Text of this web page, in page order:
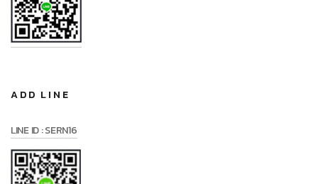
ADD LINE
LINE ID : SERN16